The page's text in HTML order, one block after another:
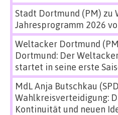
Stadt Dortmund (PM) zu
Jahresprogramm 2026
Weltacker Dortmund
Dortmund: Der
startet in seine erste
MdL Anja Butschkau
Wahlkreisverteidigung:
Kontinuität und neuen